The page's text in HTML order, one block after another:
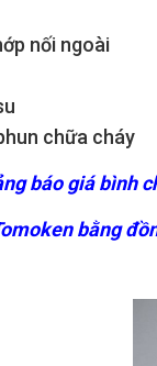
nối ngoài
chữa cháy
báo giá bình
bằng